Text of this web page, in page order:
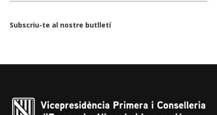
Subscriu-te al nostre butlletí